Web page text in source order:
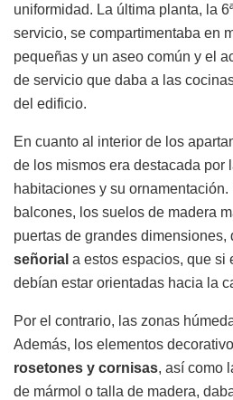
uniformidad. La última planta, la
servicio, se compartimentaba en
pequeñas y un aseo común y el
de servicio que daba a las
del edificio.
En cuanto al interior de los
de los mismos era destacada por
habitaciones y su
balcones, los suelos de madera
puertas de grandes dimensiones,
señorial a estos espacios, que si
debían estar orientadas hacia la
Por el contrario, las zonas
Además, los elementos
rosetones y cornisas, así como
de mármol o talla de madera,